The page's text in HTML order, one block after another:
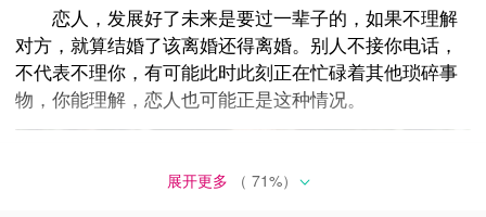
恋人，发展好了未来是要过一辈子的，如果不理解
对方，就算结婚了该离婚还得离婚。别人不接你电话，
不代表不理你，有可能此时此刻正在忙碌着其他琐碎事
物，你能理解，恋人也可能正是这种情况。
展开更多 （ 71%）